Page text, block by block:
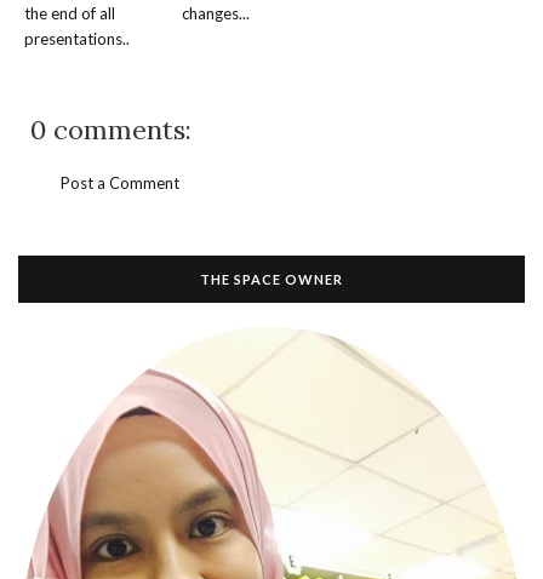
the end of all
presentations..
changes...
0 comments:
Post a Comment
THE SPACE OWNER